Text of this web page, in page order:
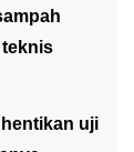
teknis
uji